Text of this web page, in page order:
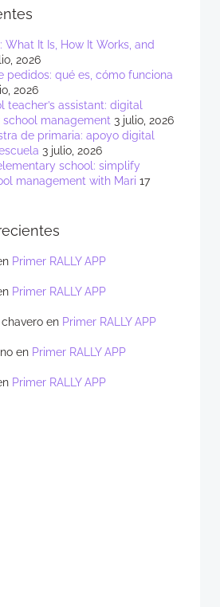
It Is, How It Works, and
2026
pedidos: qué es, cómo funciona
2026
teacher’s assistant: digital
management 3 julio, 2026
de primaria: apoyo digital
3 julio, 2026
school: simplify
management with Mari 17
Primer RALLY APP
Primer RALLY APP
en Primer RALLY APP
en Primer RALLY APP
Primer RALLY APP